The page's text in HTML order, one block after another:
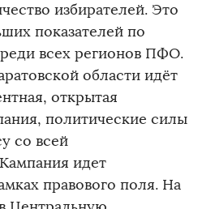
избирателей. Это
показателей по
всех регионов ПФО.
области идёт
открытая
политические силы
со всей
идет
правового поля. На